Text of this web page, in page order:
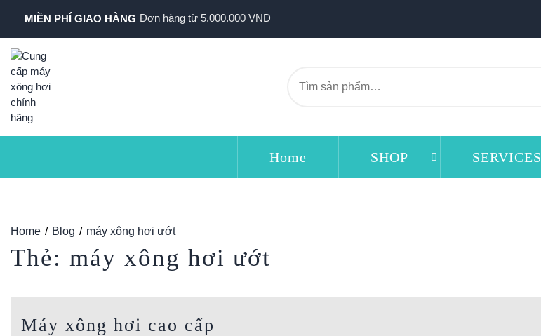
MIỀN PHÍ GIAO HÀNG Đơn hàng từ 5.000.000 VND
Home SHOP SERVICES
Home Blog máy xông hơi ướt
Thẻ: máy xông hơi ướt
Máy xông hơi cao cấp